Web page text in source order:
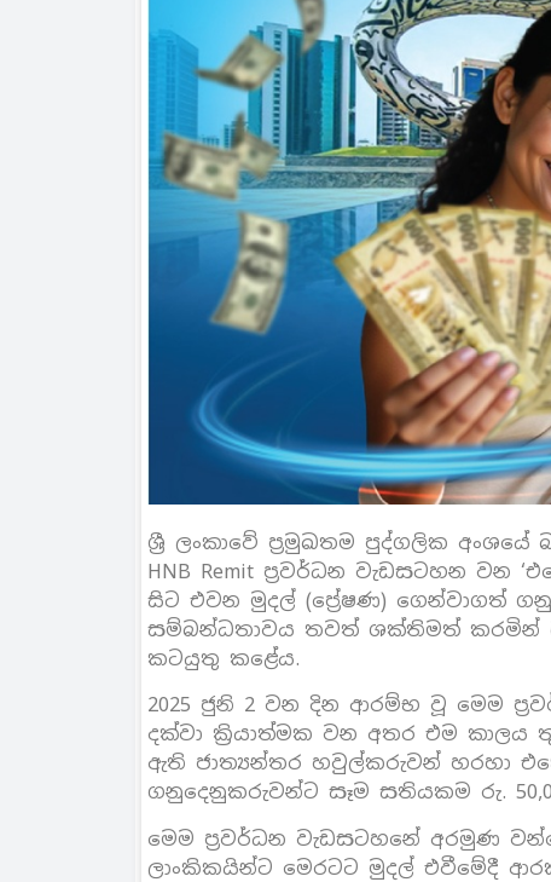
ශ්‍රී ලංකාවේ ප්‍රමුඛතම පුද්ගලික
HNB Remit ප්‍රවර්ධන වැඩසටහන වන
සිට එවන මුදල් (ප්‍රේෂණ) ගෙන්වාගත්
සම්බන්ධතාවය තවත් ශක්තිමත් කරමින්
කටයුතු කළේය.
2025 ජුනි 2 වන දින ආරම්භ වූ මෙම
දක්වා ක්‍රියාත්මක වන අතර එම කාලය
ඇති ජාත්‍යන්තර හවුල්කරුවන් හරහා
ගනුදෙනුකරුවන්ට සෑම සතියකම රු.
මෙම ප්‍රවර්ධන වැඩසටහනේ අරමුණ
ලාංකිකයින්ට මෙරටට මුදල් එවීමේදී